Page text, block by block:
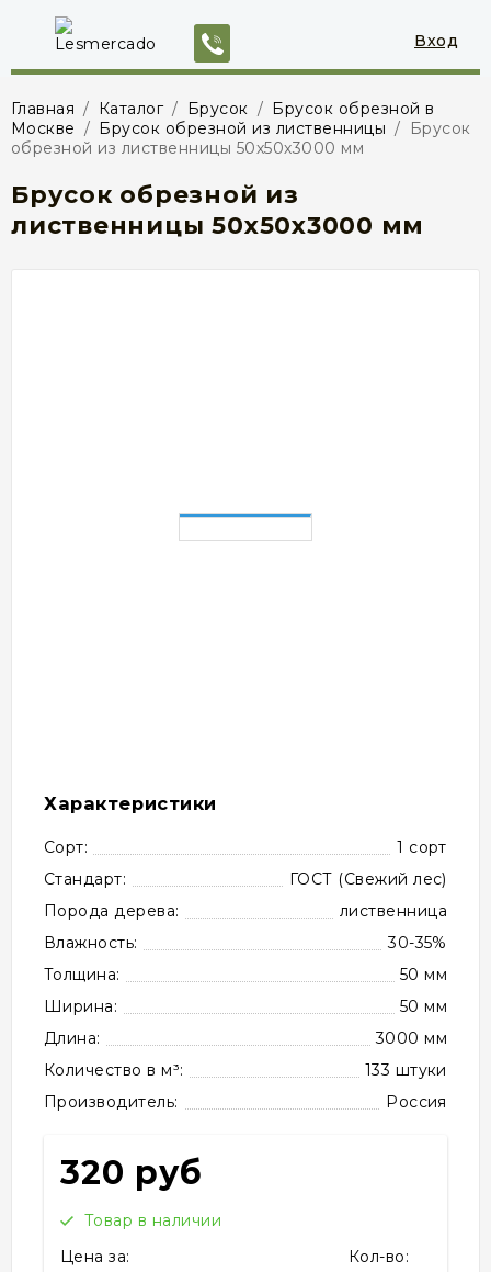
Вход
Главная / Каталог / Брусок / Брусок обрезной в
Москве / Брусок обрезной из лиственницы /
Брусок
обрезной из лиственницы 50х50х3000 мм
Брусок обрезной из
лиственницы 50х50х3000 мм
Характеристики
Сорт:
1 сорт
Стандарт:
ГОСТ (Свежий лес)
Порода дерева:
лиственница
Влажность:
30-35%
Толщина:
50 мм
Ширина:
50 мм
Длина:
3000 мм
Количество в м³:
133 штуки
Производитель:
Россия
320 руб
Товар в наличии
Цена за:
Кол-во: